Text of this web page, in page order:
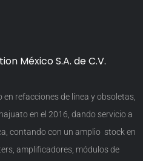
México S.A. de C.V.
refacciones de línea y obsoletas,
en el 2016, dando servicio a
contando con un amplio stock en
amplificadores, módulos de